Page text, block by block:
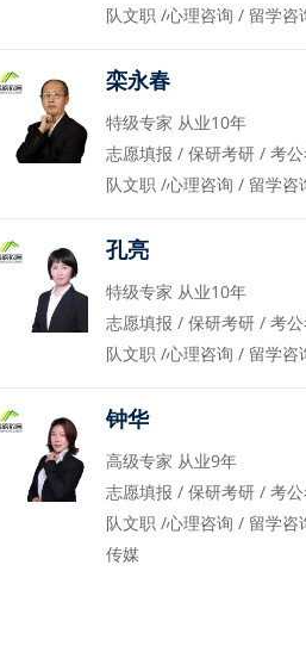
队文职 /心理咨询 / 留学咨
栾永春
特级专家 从业10年
志愿填报 / 保研考研 / 考
队文职 /心理咨询 / 留学咨
孔亮
特级专家 从业10年
志愿填报 / 保研考研 / 考
队文职 /心理咨询 / 留学咨
钟华
高级专家 从业9年
志愿填报 / 保研考研 / 考
队文职 /心理咨询 / 留学咨
传媒